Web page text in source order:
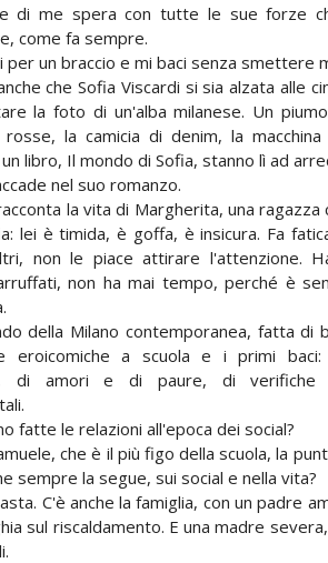
di me spera con tutte le sue forze
come fa sempre.
per un braccio e mi baci senza smettere
che Sofia Viscardi si sia alzata alle
la foto di un'alba milanese. Un
rosse, la camicia di denim, la
libro, Il mondo di Sofia, stanno lì ad
nel suo romanzo.
la vita di Margherita, una ragazza
lei è timida, è goffa, è insicura. Fa
non le piace attirare l'attenzione.
non ha mai tempo, perché è
della Milano contemporanea, fatta di
eroicomiche a scuola e i primi
di amori e di paure, di verifiche
fatte le relazioni all'epoca dei social?
che è il più figo della scuola, la
sempre la segue, sui social e nella vita?
C'è anche la famiglia, con un padre
sul riscaldamento. E una madre